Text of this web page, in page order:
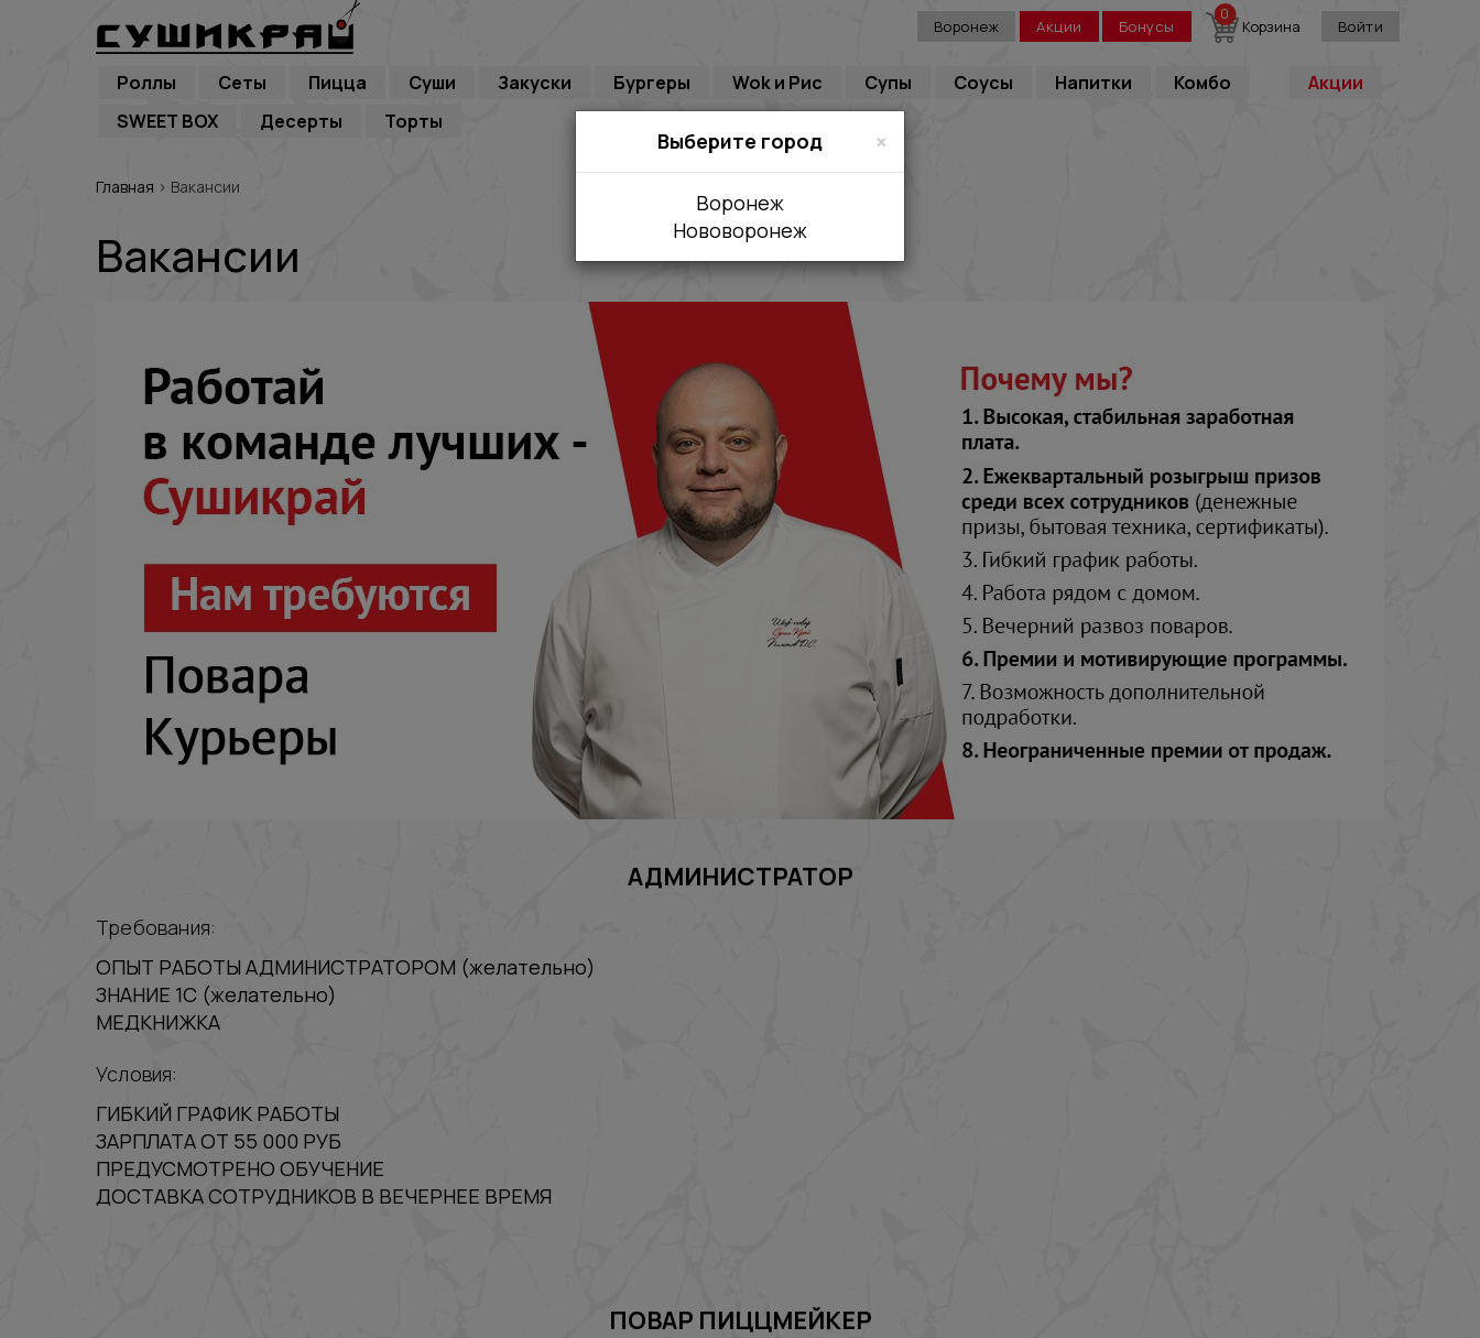
Воронеж Акции Бонусы Корзина
0
Войти
Роллы Сеты Пицца Суши Закуски Бургеры Wok и Рис Супы Соусы Напитки Акции
Комбо
SWEET BOX
Десерты Торты
Главная › Вакансии
Вакансии
АДМИНИСТРАТОР
Требования:
ОПЫТ РАБОТЫ АДМИНИСТРАТОРОМ (желательно)
ЗНАНИЕ 1С (желательно)
МЕДКНИЖКА
Условия:
ГИБКИЙ ГРАФИК РАБОТЫ
ЗАРПЛАТА ОТ 55 000 РУБ
ПРЕДУСМОТРЕНО ОБУЧЕНИЕ
ДОСТАВКА СОТРУДНИКОВ В ВЕЧЕРНЕЕ ВРЕМЯ
ПОВАР ПИЦЦМЕЙКЕР
Выберите город ×
Воронеж
Нововоронеж